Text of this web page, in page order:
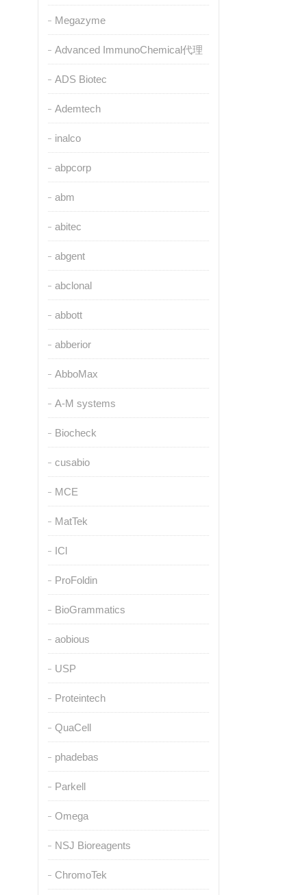
Megazyme
Advanced ImmunoChemical代理
ADS Biotec
Ademtech
inalco
abpcorp
abm
abitec
abgent
abclonal
abbott
abberior
AbboMax
A-M systems
Biocheck
cusabio
MCE
MatTek
ICl
ProFoldin
BioGrammatics
aobious
USP
Proteintech
QuaCell
phadebas
Parkell
Omega
NSJ Bioreagents
ChromoTek